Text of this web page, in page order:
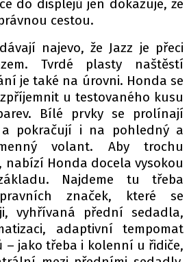
do displejů jen dokazuje, že
cestou.
najevo, že Jazz je přeci
Tvrdé plasty naštěstí
je také na úrovni. Honda se
u testovaného kusu
Bílé prvky se prolínají
pokračují i na pohledný a
volant. Aby trochu
nabízí Honda docela vysokou
Najdeme tu třeba
značek, které se
vyhřívaná přední sedadla,
adaptivní tempomat
– jako třeba i kolenní u řidiče,